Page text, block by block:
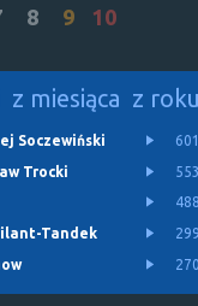
8 9 10
z miesiąca z
Soczewiński
Trocki
Tandek